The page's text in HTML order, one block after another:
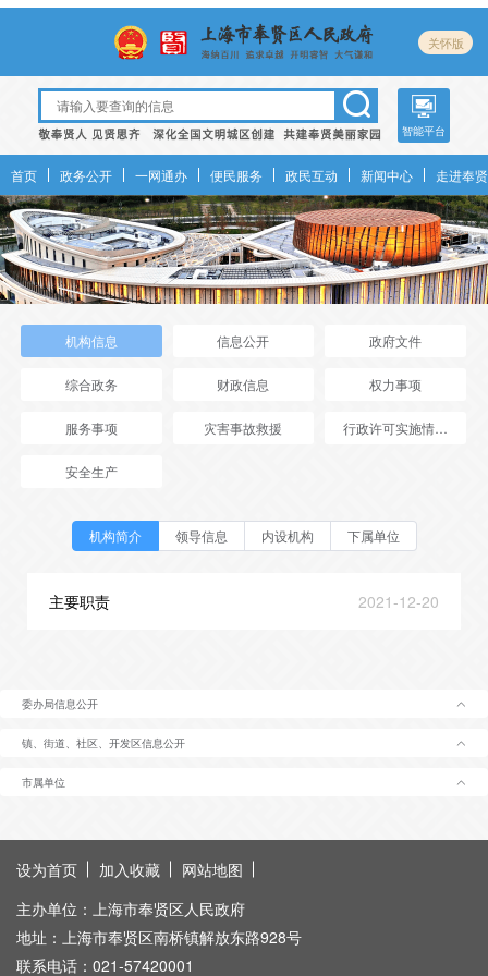
关怀版
智能平台
首页 政务公开 一网通办 便民服务 政民互动 新闻中心 走进奉贤
机构信息 信息公开 政府文件
综合政务 财政信息 权力事项
服务事项 灾害事故救援 行政许可实施情况年报
安全生产
机构简介 领导信息 内设机构 下属单位
主要职责 2021-12-20
委办局信息公开
镇、街道、社区、开发区信息公开
市属单位
设为首页 加入收藏
网站地图
主办单位：上海市奉贤区人民政府
地址：上海市奉贤区南桥镇解放东路928号
联系电话：021-57420001